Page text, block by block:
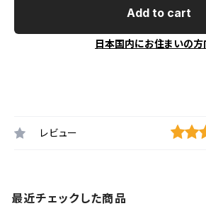
Add to cart
日本国内にお住まいの方
レビュー
最近チェックした商品